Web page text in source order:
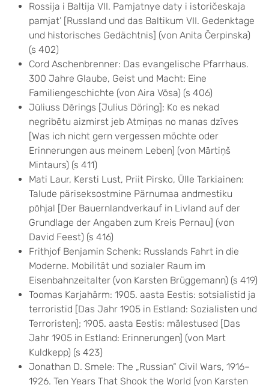
Rossija i Baltija VII. Pamjatnye daty i istoričeskaja
pamjat’ [Russland und das Baltikum VII. Gedenktage
und historisches Gedächtnis] (von Anita Čerpinska)
(s 402)
Cord Aschenbrenner: Das evangelische Pfarrhaus.
300 Jahre Glaube, Geist und Macht: Eine
Familiengeschichte (von Aira Võsa) (s 406)
Jūliuss Dērings [Julius Döring]: Ko es nekad
negribētu aizmirst jeb Atmiņas no manas dzīves
[Was ich nicht gern vergessen möchte oder
Erinnerungen aus meinem Leben] (von Mārtiņš
Mintaurs) (s 411)
Mati Laur, Kersti Lust, Priit Pirsko, Ülle Tarkiainen:
Talude päriseksostmine Pärnumaa andmestiku
põhjal [Der Bauernlandverkauf in Livland auf der
Grundlage der Angaben zum Kreis Pernau] (von
David Feest) (s 416)
Frithjof Benjamin Schenk: Russlands Fahrt in die
Moderne. Mobilität und sozialer Raum im
Eisenbahnzeitalter (von Karsten Brüggemann) (s 419)
Toomas Karjahärm: 1905. aasta Eestis: sotsialistid ja
terroristid [Das Jahr 1905 in Estland: Sozialisten und
Terroristen]; 1905. aasta Eestis: mälestused [Das
Jahr 1905 in Estland: Erinnerungen] (von Mart
Kuldkepp) (s 423)
Jonathan D. Smele: The „Russian“ Civil Wars, 1916–
1926. Ten Years That Shook the World (von Karsten